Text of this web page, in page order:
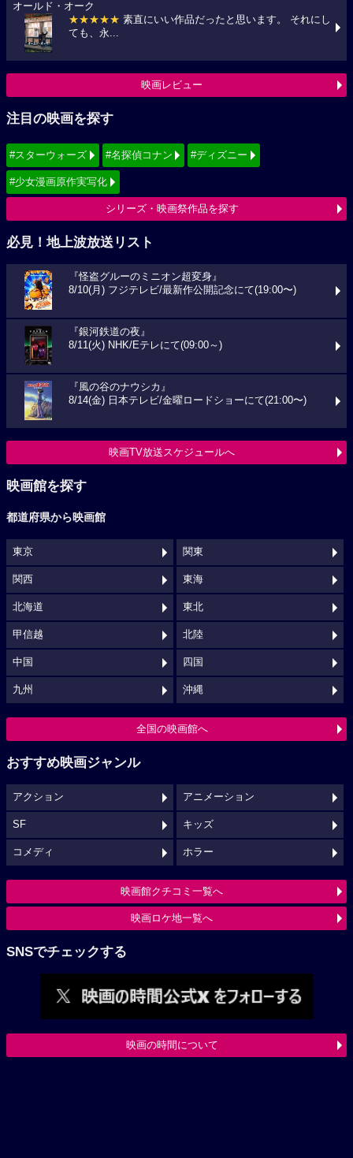
オールド・オーク
★★★★★ 素直にいい作品だったと思います。 それにし
ても、永...
映画レビュー
注目の映画を探す
#スターウォーズ #名探偵コナン #ディズニー
#少女漫画原作実写化
シリーズ・映画祭作品を探す
必見！地上波放送リスト
『怪盗グルーのミニオン超変身』
8/10(月) フジテレビ/最新作公開記念にて(19:00〜)
『銀河鉄道の夜』
8/11(火) NHK/Eテレにて(09:00～)
『風の谷のナウシカ』
8/14(金) 日本テレビ/金曜ロードショーにて(21:00〜)
映画TV放送スケジュールへ
映画館を探す
都道府県から映画館
東京 関東
関西 東海
北海道 東北
甲信越 北陸
中国 四国
九州 沖縄
全国の映画館へ
おすすめ映画ジャンル
アクション アニメーション
SF キッズ
コメディ ホラー
映画館クチコミ一覧へ
映画ロケ地一覧へ
SNSでチェックする
映画の時間について